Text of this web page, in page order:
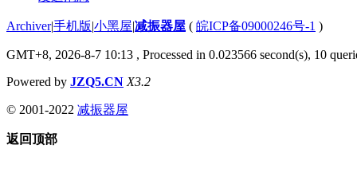
Archiver|手机版|小黑屋|减振器屋 ( 皖ICP备09000246号-1 )
GMT+8, 2026-8-7 10:13 , Processed in 0.023566 second(s), 10
Powered by JZQ5.CN X3.2
© 2001-2022 减振器屋
返回顶部